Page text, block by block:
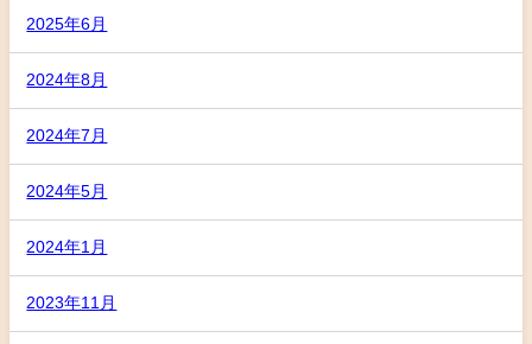
2025年6月
2024年8月
2024年7月
2024年5月
2024年1月
2023年11月